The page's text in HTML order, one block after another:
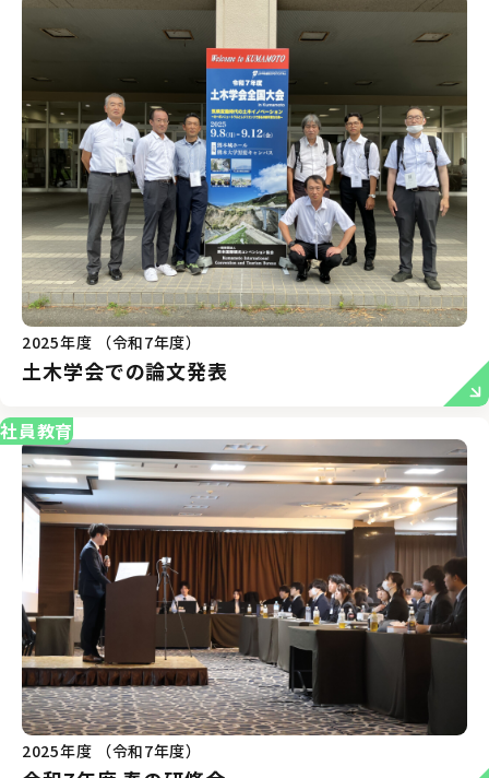
2025年度 （令和7年度）
土木学会での論文発表
社員教育
2025年度 （令和7年度）